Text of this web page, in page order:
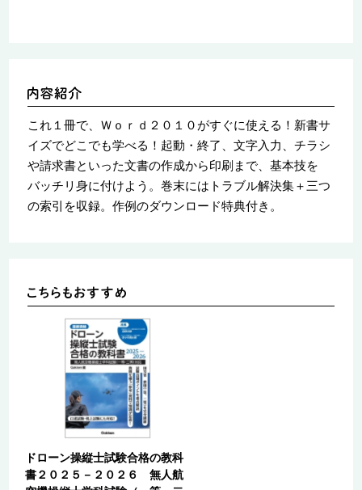
これ１冊で、Ｗｏｒｄ２０１０がすぐに使える！新書サ
イズでどこでも学べる！起動・終了、文字入力、チラシ
や請求書といった文書の作成から印刷まで、基本技を
バッチリ身に付けよう。巻末にはトラブル解決集＋三つ
の索引を収録。作例のダウンロード特典付き。
ドローン操縦士試験合格の教科
書２０２５－２０２６ 無人航